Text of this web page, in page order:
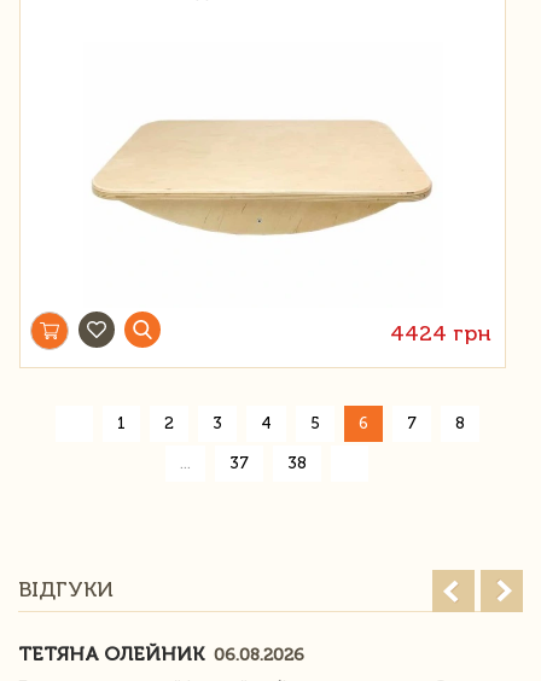
4424 грн
1 2 3 4 5 6 7 8
37 38
ВІДГУКИ
ТЕТЯНА ОЛЕЙНИК 06.08.2026